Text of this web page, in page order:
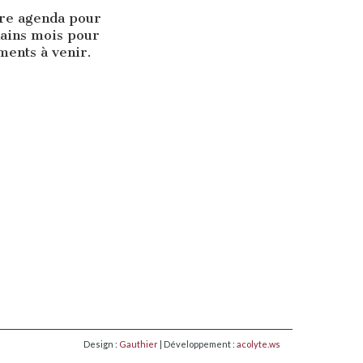
agenda pour
mois pour
à venir.
Design : Gauthier | Développement : acolyte.ws